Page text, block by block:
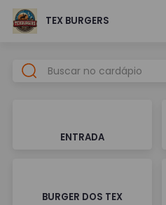
TEX BURGERS
ENTRADA
BURGER DOS TEX